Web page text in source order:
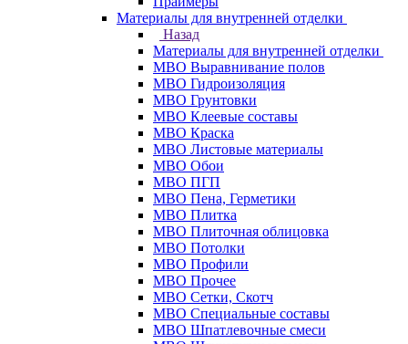
Материалы для внутренней отделки
Назад
Материалы для внутренней отделки
МВО Выравнивание полов
МВО Гидроизоляция
МВО Грунтовки
МВО Клеевые составы
МВО Краска
МВО Листовые материалы
МВО Обои
МВО ПГП
МВО Пена, Герметики
МВО Плитка
МВО Плиточная облицовка
МВО Потолки
МВО Профили
МВО Прочее
МВО Сетки, Скотч
МВО Специальные составы
МВО Шпатлевочные смеси